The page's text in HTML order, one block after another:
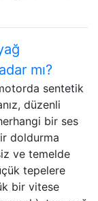
mı?
sentetik
düzenli
bir ses
doldurma
ve temelde
tepelere
bir vitese